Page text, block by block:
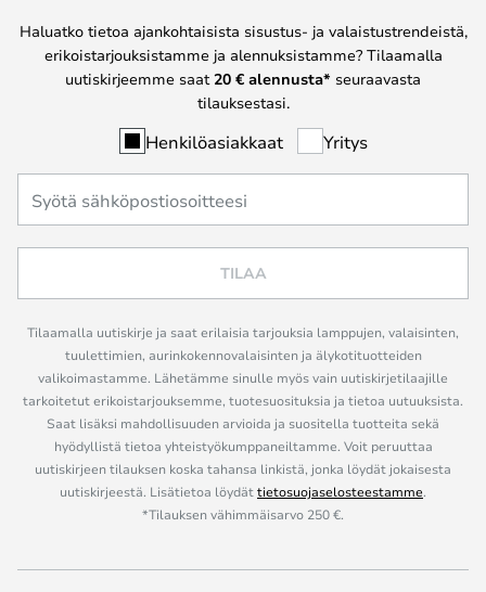
Haluatko tietoa ajankohtaisista sisustus- ja valaistustrendeistä,
erikoistarjouksistamme ja alennuksistamme? Tilaamalla
uutiskirjeemme saat 20 € alennusta* seuraavasta
tilauksestasi.
Henkilöasiakkaat Yritys
TILAA
Tilaamalla uutiskirje ja saat erilaisia tarjouksia lamppujen, valaisinten,
tuulettimien, aurinkokennovalaisinten ja älykotituotteiden
valikoimastamme. Lähetämme sinulle myös vain uutiskirjetilaajille
tarkoitetut erikoistarjouksemme, tuotesuosituksia ja tietoa uutuuksista.
Saat lisäksi mahdollisuuden arvioida ja suositella tuotteita sekä
hyödyllistä tietoa yhteistyökumppaneiltamme. Voit peruuttaa
uutiskirjeen tilauksen koska tahansa linkistä, jonka löydät jokaisesta
uutiskirjeestä. Lisätietoa löydättietosuojaselosteestamme.
*Tilauksen vähimmäisarvo 250 €.